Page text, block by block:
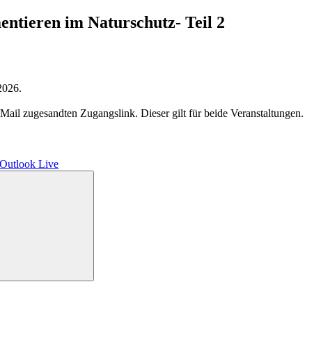
im Naturschutz- Teil 2
zugesandten Zugangslink. Dieser gilt für beide Veranstaltungen.
Outlook Live